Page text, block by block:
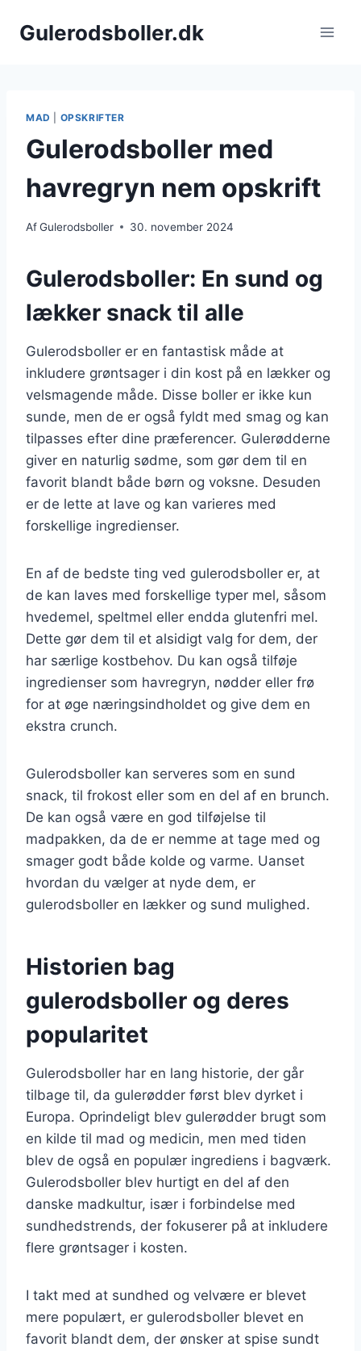
Gulerodsboller.dk
MAD OPSKRIFTER
Gulerodsboller med
havregryn nem opskrift
AfGulerodsboller 30. november 2024
Gulerodsboller: En sund og
lækker snack til alle
Gulerodsboller er en fantastisk måde at
inkludere grøntsager i din kost på en lækker og
velsmagende måde. Disse boller er ikke kun
sunde, men de er også fyldt med smag og kan
tilpasses efter dine præferencer. Gulerødderne
giver en naturlig sødme, som gør dem til en
favorit blandt både børn og voksne. Desuden
er de lette at lave og kan varieres med
forskellige ingredienser.
En af de bedste ting ved gulerodsboller er, at
de kan laves med forskellige typer mel, såsom
hvedemel, speltmel eller endda glutenfri mel.
Dette gør dem til et alsidigt valg for dem, der
har særlige kostbehov. Du kan også tilføje
ingredienser som havregryn, nødder eller frø
for at øge næringsindholdet og give dem en
ekstra crunch.
Gulerodsboller kan serveres som en sund
snack, til frokost eller som en del af en brunch.
De kan også være en god tilføjelse til
madpakken, da de er nemme at tage med og
smager godt både kolde og varme. Uanset
hvordan du vælger at nyde dem, er
gulerodsboller en lækker og sund mulighed.
Historien bag
gulerodsboller og deres
popularitet
Gulerodsboller har en lang historie, der går
tilbage til, da gulerødder først blev dyrket i
Europa. Oprindeligt blev gulerødder brugt som
en kilde til mad og medicin, men med tiden
blev de også en populær ingrediens i bagværk.
Gulerodsboller blev hurtigt en del af den
danske madkultur, især i forbindelse med
sundhedstrends, der fokuserer på at inkludere
flere grøntsager i kosten.
I takt med at sundhed og velvære er blevet
mere populært, er gulerodsboller blevet en
favorit blandt dem, der ønsker at spise sundt